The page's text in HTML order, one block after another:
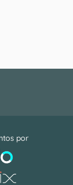
por